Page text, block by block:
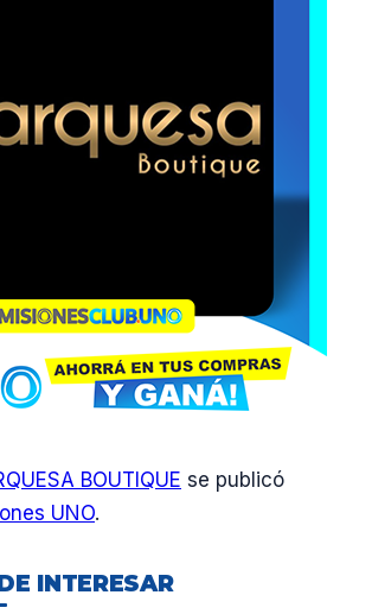
BOUTIQUE se publicó
UNO.
INTERESAR